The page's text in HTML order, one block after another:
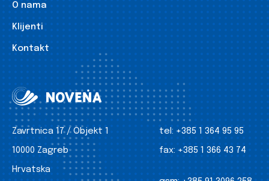
O nama
Klijenti
Kontakt
Zavrtnica 17 / Objekt 1
10000 Zagreb
Hrvatska
tel: +385 1 364 95 95
fax: +385 1 366 43 74